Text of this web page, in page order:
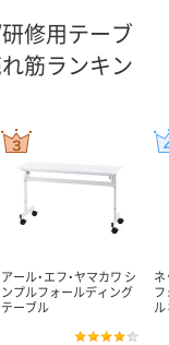
修用テーブ
筋ランキン
アール・エフ・ヤマカワ シ
ンプルフォールディング
テーブル